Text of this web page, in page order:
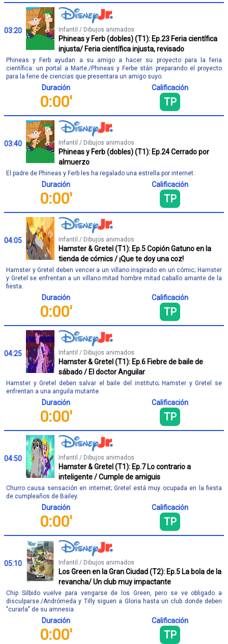
03:20 Infantil / Dibujos animados
Phineas y Ferb (dobles) (T1): Ep.23 Feria científica
injusta/ Feria científica injusta, revisado
Phineas y Ferb ayudan a su amigo a hacer su proyecto para la feria
científica: un portal a Marte./Phineas y Ferbe stán preparando el proyecto
para la ferie de ciencias que presentara un amigo suyo.
Duración
0:00'
Calificación
TP
03:40 Infantil / Dibujos animados
Phineas y Ferb (dobles) (T1): Ep.24 Cerrado por
almuerzo
El padre de Phineas y Ferb les ha regalado una estrella por internet.
Duración
0:00'
Calificación
TP
04:05 Infantil / Dibujos animados
Hamster & Gretel (T1): Ep.5 Copión Gatuno en la
tienda de cómics / ¡Que te doy una coz!
Hamster y Gretel deben vencer a un villano inspirado en un cómic; Hamster
y Gretel se enfrentan a un villano mitad hombre mitad caballo amante de la
fiesta.
Duración
0:00'
Calificación
TP
04:25 Infantil / Dibujos animados
Hamster & Gretel (T1): Ep.6 Fiebre de baile de
sábado / El doctor Anguilar
Hamster y Gretel deben salvar el baile del instituto; Hamster y Gretel se
enfrentan a una anguila mutante.
Duración
0:00'
Calificación
TP
04:50 Infantil / Dibujos animados
Hamster & Gretel (T1): Ep.7 Lo contrario a
inteligente / Cumple de amiguis
Churro causa sensación en internet; Gretel está muy ocupada en la fiesta
de cumpleaños de Bailey.
Duración
0:00'
Calificación
TP
05:10 Infantil / Dibujos animados
Los Green en la Gran Ciudad (T2): Ep.5 La bola de la
revancha/ Un club muy impactante
Chip Silbido vuelve para vengarse de los Green, pero se ve obligado a
disculparse./Andrómeda y Tilly siguen a Gloria hasta un club donde deben
"curarla" de su amnesia.
Duración
0:00'
Calificación
TP